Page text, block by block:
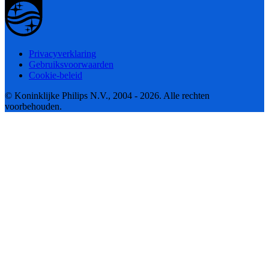
Privacyverklaring
Gebruiksvoorwaarden
Cookie-beleid
© Koninklijke Philips N.V., 2004 - 2026. Alle rechten
voorbehouden.